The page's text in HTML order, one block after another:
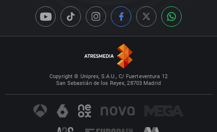
Copyright © Uniprex, S.A.U., C/ Fuerteventura 12
San Sebastián de los Reyes, 28703 Madrid